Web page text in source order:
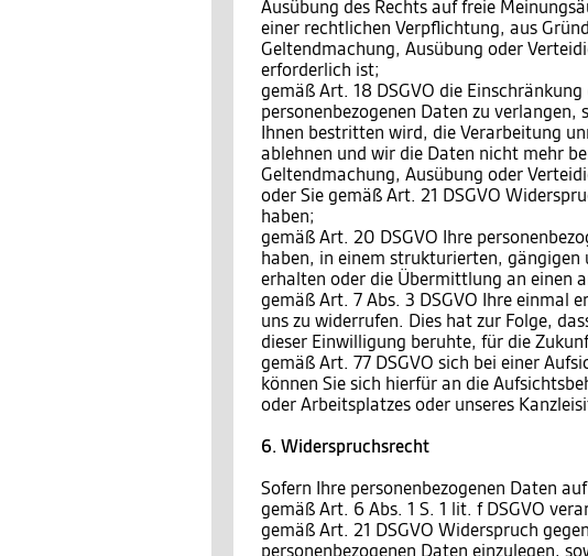
Ausübung des Rechts auf freie
einer rechtlichen Verpflichtung, aus
Geltendmachung, Ausübung oder
erforderlich ist;
gemäß Art. 18 DSGVO die
personenbezogenen Daten zu
Ihnen bestritten wird, die Verarbeitung
ablehnen und wir die Daten nicht mehr
Geltendmachung, Ausübung oder
oder Sie gemäß Art. 21 DSGVO
haben;
gemäß Art. 20 DSGVO Ihre
haben, in einem strukturierten, gängigen
erhalten oder die Übermittlung an einen
gemäß Art. 7 Abs. 3 DSGVO Ihre einmal
uns zu widerrufen. Dies hat zur Folge,
dieser Einwilligung beruhte, für die
gemäß Art. 77 DSGVO sich bei einer
können Sie sich hierfür an die
oder Arbeitsplatzes oder unseres
6. Widerspruchsrecht
Sofern Ihre personenbezogenen Daten
gemäß Art. 6 Abs. 1 S. 1 lit. f DSGVO
gemäß Art. 21 DSGVO Widerspruch
personenbezogenen Daten einzulegen,